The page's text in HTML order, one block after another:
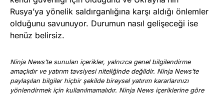
Rusya’ya yönelik saldırganlığına karşı aldığı önlemler
olduğunu savunuyor. Durumun nasıl gelişeceği ise
henüz belirsiz.
Ninja News’te sunulan içerikler, yalnızca genel bilgilendirme
amaçlıdır ve yatırım tavsiyesi niteliğinde değildir. Ninja News’te
paylaşılan bilgiler hiçbir şekilde bireysel yatırım kararlarınızı
yönlendirmek için kullanılmamalıdır. Ninja News içeriklerine göre